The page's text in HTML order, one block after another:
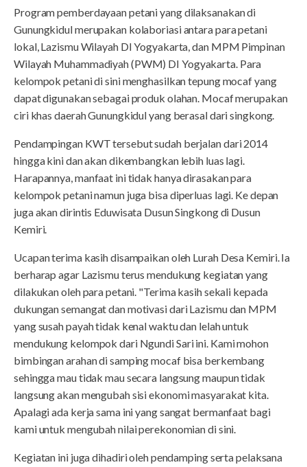
Program pemberdayaan petani yang dilaksanakan di
Gunungkidul merupakan kolaboriasi antara para petani
lokal, Lazismu Wilayah DI Yogyakarta, dan MPM Pimpinan
Wilayah Muhammadiyah (PWM) DI Yogyakarta. Para
kelompok petani di sini menghasilkan tepung mocaf yang
dapat digunakan sebagai produk olahan. Mocaf merupakan
ciri khas daerah Gunungkidul yang berasal dari singkong.
Pendampingan KWT tersebut sudah berjalan dari 2014
hingga kini dan akan dikembangkan lebih luas lagi.
Harapannya, manfaat ini tidak hanya dirasakan para
kelompok petani namun juga bisa diperluas lagi. Ke depan
juga akan dirintis Eduwisata Dusun Singkong di Dusun
Kemiri.
Ucapan terima kasih disampaikan oleh Lurah Desa Kemiri. Ia
berharap agar Lazismu terus mendukung kegiatan yang
dilakukan oleh para petani. "Terima kasih sekali kepada
dukungan semangat dan motivasi dari Lazismu dan MPM
yang susah payah tidak kenal waktu dan lelah untuk
mendukung kelompok dari Ngundi Sari ini. Kami mohon
bimbingan arahan di samping mocaf bisa berkembang
sehingga mau tidak mau secara langsung maupun tidak
langsung akan mengubah sisi ekonomi masyarakat kita.
Apalagi ada kerja sama ini yang sangat bermanfaat bagi
kami untuk mengubah nilai perekonomian di sini.
Kegiatan ini juga dihadiri oleh pendamping serta pelaksana